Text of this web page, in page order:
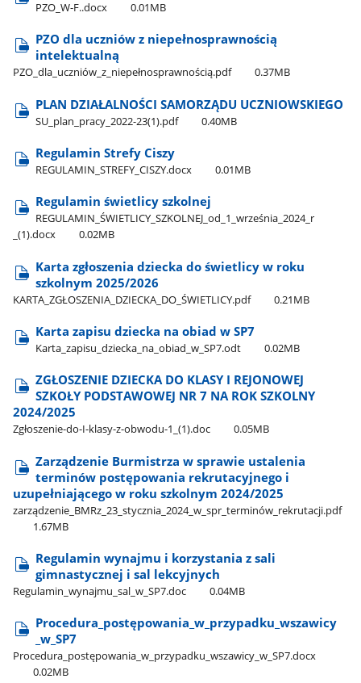
PZO​_W-F..docx 0.01MB
PZO dla uczniów z niepełnosprawnością
intelektualną
PZO​_dla​_uczniów​_z​_niepełnosprawnością.pdf 0.37MB
​PLAN DZIAŁALNOŚCI SAMORZĄDU UCZNIOWSKIEGO
SU​_plan​_pracy​_2022-23(1).pdf 0.40MB
Regulamin Strefy Ciszy
REGULAMIN​_STREFY​_CISZY.docx 0.01MB
Regulamin świetlicy szkolnej
REGULAMIN​_ŚWIETLICY​_SZKOLNEJ​_od​_1​_września​_2024​_r​
_(1).docx
0.02MB
Karta zgłoszenia dziecka do świetlicy w roku
szkolnym 2025/2026
KARTA​_ZGŁOSZENIA​_DZIECKA​_DO​_ŚWIETLICY.pdf 0.21MB
Karta zapisu dziecka na obiad w SP7
Karta​_zapisu​_dziecka​_na​_obiad​_w​_SP7.odt 0.02MB
ZGŁOSZENIE DZIECKA DO KLASY I REJONOWEJ
SZKOŁY PODSTAWOWEJ NR 7 NA ROK SZKOLNY
2024/2025
Zgłoszenie-do-I-klasy-z-obwodu-1​_(1).doc 0.05MB
Zarządzenie Burmistrza w sprawie ustalenia
terminów postępowania rekrutacyjnego i
uzupełniającego w roku szkolnym 2024/2025
zarządzenie​_BMRz​_23​_stycznia​_2024​_w​_spr​_terminów​_rekrutacji.pdf
1.67MB
Regulamin wynajmu i korzystania z sali
gimnastycznej i sal lekcyjnych
Regulamin​_wynajmu​_sal​_w​_SP7.doc 0.04MB
Procedura​_postępowania​_w​_przypadku​_wszawicy​
_w​_SP7
Procedura​_postępowania​_w​_przypadku​_wszawicy​_w​_SP7.docx
0.02MB